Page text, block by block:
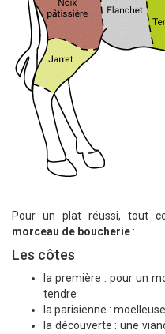
Pour un plat réussi, tout
morceau de boucherie :
Les côtes
la première : pour un
tendre
la parisienne :
la découverte : une